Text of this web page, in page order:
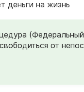
деньги на жизнь
от